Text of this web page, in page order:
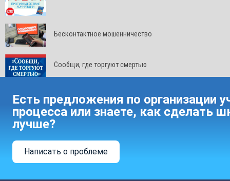
Бесконтактное мошенничество
Сообщи, где торгуют смертью
Есть предложения по организации
процесса или знаете, как сделать
лучше?
Написать о проблеме